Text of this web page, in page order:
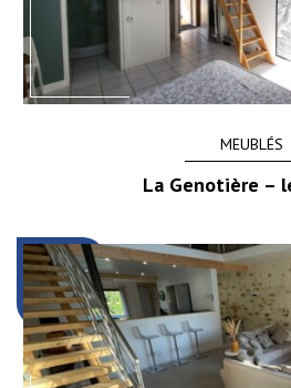
MEUBLÉS
La Genotière –